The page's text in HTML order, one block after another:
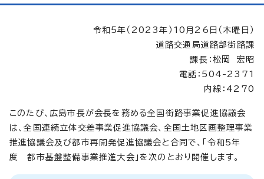
令和5年（2023年）10月26日（木曜日）
道路交通局道路部街路課
課長：松岡 宏昭
電話：504-2371
内線：4270
このたび、広島市長が会長を務める全国街路事業促進協議会
は、全国連続立体交差事業促進協議会、全国土地区画整理事業
推進協議会及び都市再開発促進協議会と合同で、「令和5年
度 都市基盤整備事業推進大会」を次のとおり開催します。